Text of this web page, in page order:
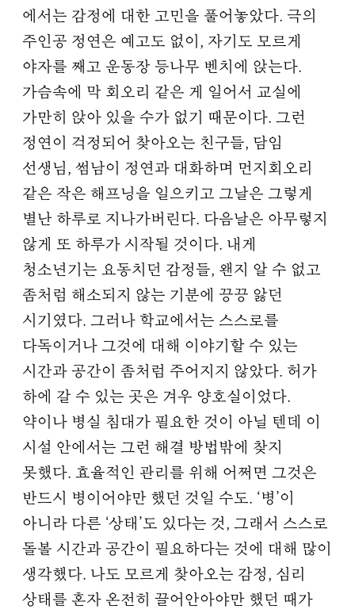
에서는 감정에 대한 고민을 풀어놓았다. 극의
주인공 정연은 예고도 없이, 자기도 모르게
야자를 째고 운동장 등나무 벤치에 앉는다.
가슴속에 막 회오리 같은 게 일어서 교실에
가만히 앉아 있을 수가 없기 때문이다. 그런
정연이 걱정되어 찾아오는 친구들, 담임
선생님, 썸남이 정연과 대화하며 먼지회오리
같은 작은 해프닝을 일으키고 그날은 그렇게
별난 하루로 지나가버린다. 다음날은 아무렇지
않게 또 하루가 시작될 것이다. 내게
청소년기는 요동치던 감정들, 왠지 알 수 없고
좀처럼 해소되지 않는 기분에 끙끙 앓던
시기였다. 그러나 학교에서는 스스로를
다독이거나 그것에 대해 이야기할 수 있는
시간과 공간이 좀처럼 주어지지 않았다. 허가
하에 갈 수 있는 곳은 겨우 양호실이었다.
약이나 병실 침대가 필요한 것이 아닐 텐데 이
시설 안에서는 그런 해결 방법밖에 찾지
못했다. 효율적인 관리를 위해 어쩌면 그것은
반드시 병이어야만 했던 것일 수도. ‘병’이
아니라 다른 ‘상태’도 있다는 것, 그래서 스스로
돌볼 시간과 공간이 필요하다는 것에 대해 많이
생각했다. 나도 모르게 찾아오는 감정, 심리
상태를 혼자 온전히 끌어안아야만 했던 때가